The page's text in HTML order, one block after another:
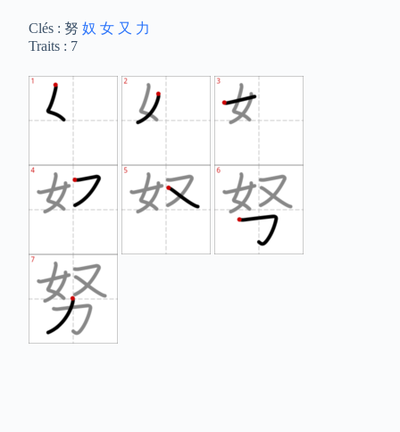
Clés : 努奴 女 又 力
Traits : 7